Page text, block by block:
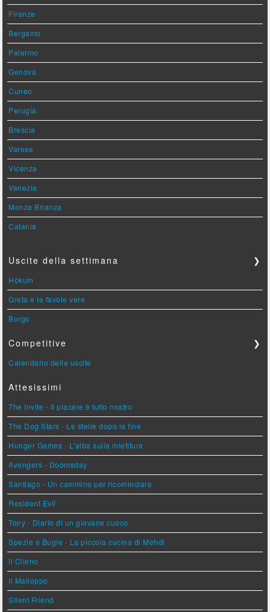
Firenze
Bergamo
Palermo
Genova
Cuneo
Perugia
Brescia
Varese
Vicenza
Venezia
Monza Brianza
Catania
Uscite della settimana ❯
Hokum
Greta e le favole vere
Borgo
Competitive ❯
Calendario delle uscite
Attesissimi
The Invite - Il piacere è tutto nostro
The Dog Stars - Le stelle dopo la fine
Hunger Games - L'alba sulla mietitura
Avengers - Doomsday
Santiago - Un cammino per ricominciare
Resident Evil
Tony - Diario di un giovane cuoco
Spezie e Bugie - La piccola cucina di Mehdi
Il Cileno
Il Malloppo
Silent Friend